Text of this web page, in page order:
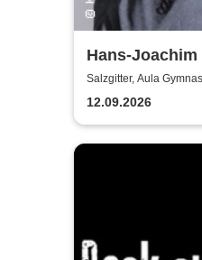
Hans-Joachim
Erhard -
Salzgitter, Aula
12.09.2026